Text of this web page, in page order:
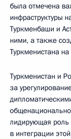
была отмечена
инфраструктуры
Туркменбаши и
ними, а также
Туркменистана
Туркменистан и
за
лидирующая
в интеграции